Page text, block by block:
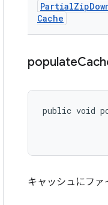
PartialZip
Cache
populate
public void
キャッシュにファ